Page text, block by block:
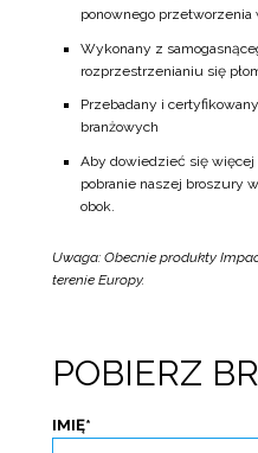
ponownego przetworzenia
Wykonany z
rozprzestrzenianiu się
Przebadany i
branżowych
Aby dowiedzieć się więcej
pobranie naszej broszury
obok.
Uwaga: Obecnie produkty
terenie Europy.
POBIERZ
IMIĘ*